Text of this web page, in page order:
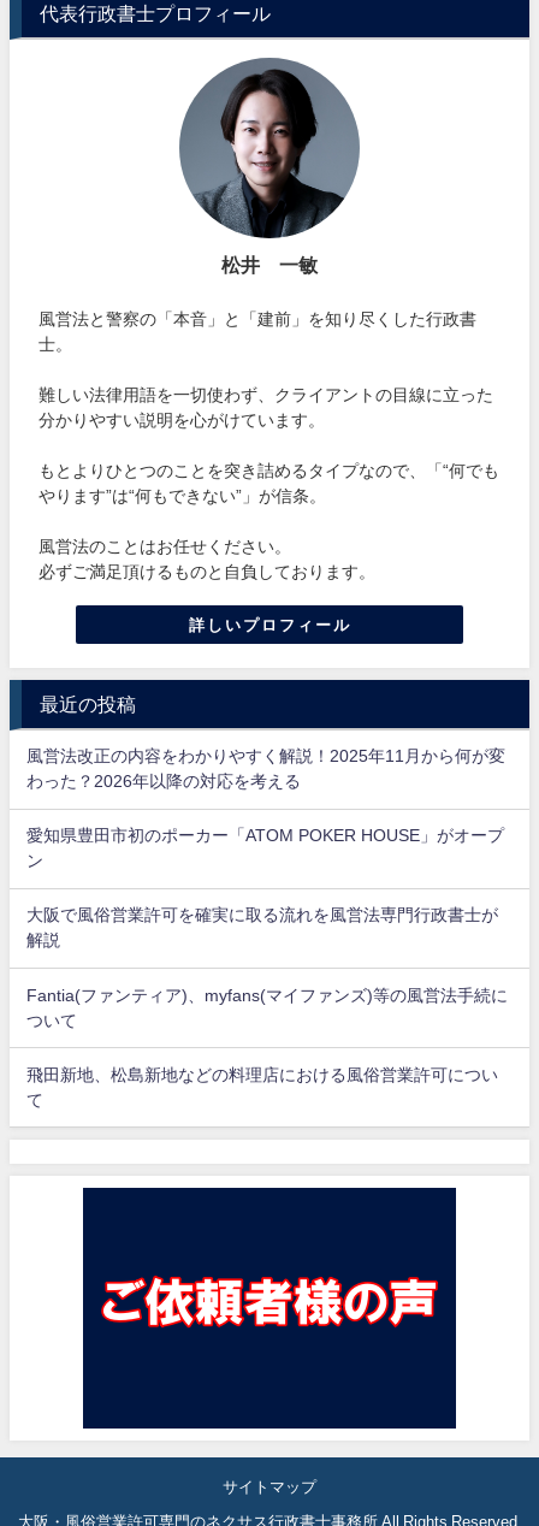
代表行政書士プロフィール
松井 一敏
風営法と警察の「本音」と「建前」を知り尽くした行政書
士。
難しい法律用語を一切使わず、クライアントの目線に立った
分かりやすい説明を心がけています。
もとよりひとつのことを突き詰めるタイプなので、「“何でも
やります”は“何もできない”」が信条。
風営法のことはお任せください。
必ずご満足頂けるものと自負しております。
詳しいプロフィール
最近の投稿
風営法改正の内容をわかりやすく解説！2025年11月から何が変
わった？2026年以降の対応を考える
愛知県豊田市初のポーカー「ATOM POKER HOUSE」がオープ
ン
大阪で風俗営業許可を確実に取る流れを風営法専門行政書士が
解説
Fantia(ファンティア)、myfans(マイファンズ)等の風営法手続に
ついて
飛田新地、松島新地などの料理店における風俗営業許可につい
て
サイトマップ
大阪・風俗営業許可専門のネクサス行政書士事務所 All Rights Reserved.